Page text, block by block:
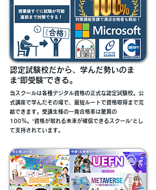
認定試験校だから、学んだ勢いのま
ま“即受験”できる。
当スクールは各種デジタル資格の正式な認定試験校。公
式講座で学んだその場で、最短ルートで資格取得まで完
結できます。受講生様の一発合格率は驚異の
100％。“資格が取れる未来が確信できるスクール”とし
て支持されています。